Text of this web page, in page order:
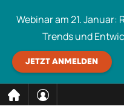
Webinar am 21. Januar:
Trends und
JETZT ANMELDEN